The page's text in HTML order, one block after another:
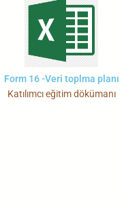
Form 16 -Veri toplma planı
Katılımcı eğitim dökümanı